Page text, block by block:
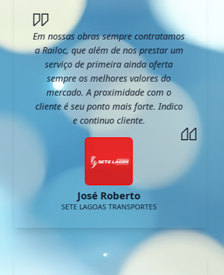
Em nossas obras sempre contratamos
a Railoc, que além de nos prestar um
serviço de primeira ainda oferta
sempre os melhores valores do
mercado. A proximidade com o
cliente é seu ponto mais forte. Indico
e continuo cliente.
José Roberto
SETE LAGOAS TRANSPORTES